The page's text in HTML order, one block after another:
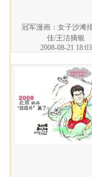
冠军漫画：女子沙滩
佳/王洁摘银
2008-08-21 18:03